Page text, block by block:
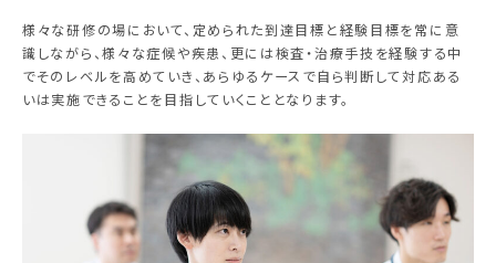
様々な研修の場において、定められた到達目標と経験目標を常に意
識しながら、様々な症候や疾患、更には検査・治療手技を経験する中
でそのレベルを高めていき、あらゆるケースで自ら判断して対応ある
いは実施できることを目指していくこととなります。